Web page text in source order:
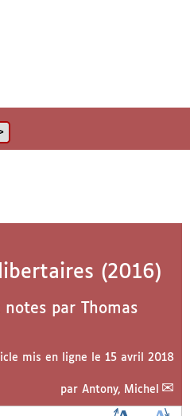
(2016)
par Thomas
mis en ligne le 15 avril 2018
par Antony, Michel